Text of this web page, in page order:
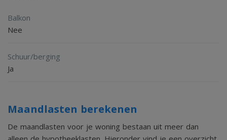
Balkon
Nee
Schuur/berging
Ja
Maandlasten berekenen
De maandlasten voor je woning bestaan uit meer dan